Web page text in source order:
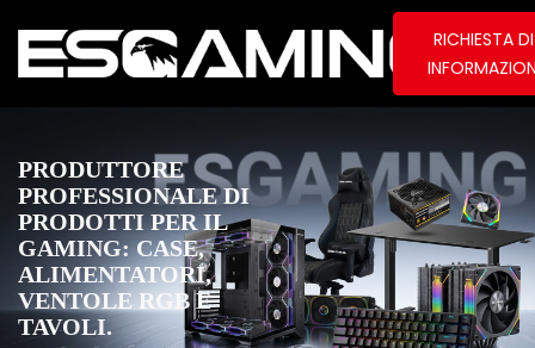
RICHIESTA DI
PRODUTTORE
PROFESSIONALE DI
PRODOTTI PER IL
GAMING: CASE,
ALIMENTATORI,
VENTOLE RGB E
TAVOLI.